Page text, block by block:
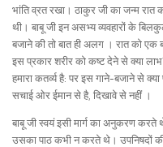
भांति व्रत रखा। ठाकुर जी का जन्म रात
थी। बाबू जी इन असभ्य व्यवहारों के
बजाने की तो बात ही अलग । रात को
इस प्रकार शरीर को कष्ट देने से क्या
हमारा कतर्व्य है: पर इस गाने-बजाने से
सचाई ओर ईमान से है, दिखावे से नहीं ।
बाबू जी स्वयं इसी मार्ग का अनुकरण
उसका पाठ कभी न करते थे। उपनिषदों